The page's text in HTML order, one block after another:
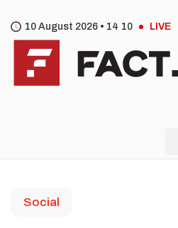
10 August 2026 • 14 10 LIVE
Social